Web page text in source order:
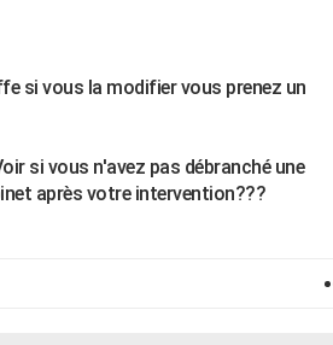
si vous la modifier vous prenez un
si vous n'avez pas débranché une
après votre intervention???